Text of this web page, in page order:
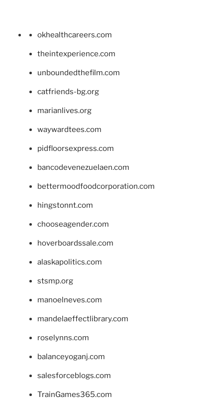
okhealthcareers.com
theintexperience.com
unboundedthefilm.com
catfriends-bg.org
marianlives.org
waywardtees.com
pidfloorsexpress.com
bancodevenezuelaen.com
bettermoodfoodcorporation.com
hingstonnt.com
chooseagender.com
hoverboardssale.com
alaskapolitics.com
stsmp.org
manoelneves.com
mandelaeffectlibrary.com
roselynns.com
balanceyoganj.com
salesforceblogs.com
TrainGames365.com